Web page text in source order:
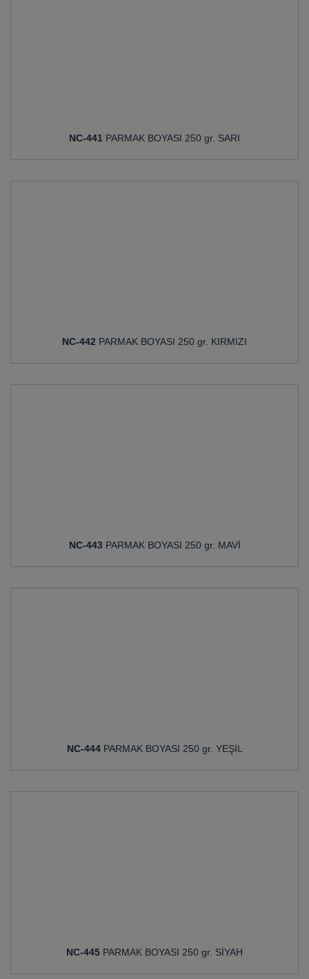
NC-441 PARMAK BOYASI 250 gr. SARI
NC-442 PARMAK BOYASI 250 gr. KIRMIZI
NC-443 PARMAK BOYASI 250 gr. MAVİ
NC-444PARMAK BOYASI 250 gr. YEŞİL
NC-445 PARMAK BOYASI 250 gr. SİYAH